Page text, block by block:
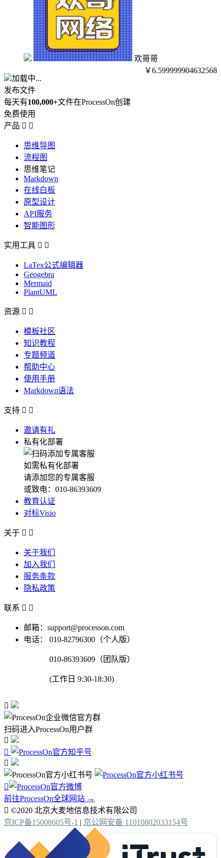
欢哥哥
￥6.599999904632568
加载中...
发布文件
每天有100,000+文件在ProcessOn创建
免费使用
产品  
思维导图
流程图
思维笔记
Markdown
在线白板
原型设计
API服务
智能图形
实用工具  
LaTex公式编辑器
Geogebra
Mermaid
PlantUML
资源  
模板社区
知识教程
专题频道
帮助中心
使用手册
Markdown语法
支持  
邀请有礼
私有化部署
如需私有化部署
请添加您的专属客服
或致电：010-86393609
教育认证
对标Visio
关于  
关于我们
加入我们
服务条款
隐私政策
联系  
邮箱：support@processon.com
电话：
010-82796300（个人版）
010-86393609（团队版）
(工作日 9:30-18:30)

扫码进入ProcessOn用户群




前往ProcessOn全球网站 →
 ©2020 北京大麦地信息技术有限公司
京ICP备15008605号-1 | 京公网安备 11010802033154号